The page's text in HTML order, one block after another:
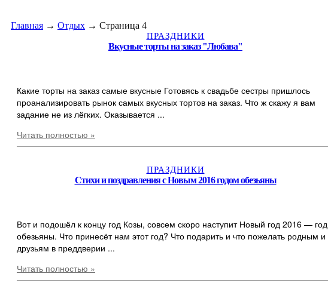
Главная → Отдых → Страница 4
ПРАЗДНИКИ
Вкусные торты на заказ "Любава"
Какие торты на заказ самые вкусные Готовясь к свадьбе сестры пришлось
проанализировать рынок самых вкусных тортов на заказ. Что ж скажу я вам
задание не из лёгких. Оказывается ...
Читать полностью »
ПРАЗДНИКИ
Стихи и поздравления с Новым 2016 годом обезьяны
Вот и подошёл к концу год Козы, совсем скоро наступит Новый год 2016 — год
обезьяны. Что принесёт нам этот год? Что подарить и что пожелать родным и
друзьям в преддверии ...
Читать полностью »